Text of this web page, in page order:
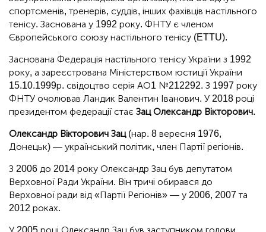
спортсменів, тренерів, суддів, інших фахівців настільного
тенісу. Заснована у 1992 року. ФНТУ є членом
Європейського союзу настільного тенісу (ETTU).
Заснована Федерація настільного тенісу України з 1992
року, а зареєстрована Міністерством юстиції України
15.10.1999р. свідоцтво серія АО1 №212292. З 1997 року
ФНТУ очолював Ландик Валентин Іванович. У 2018 році
президентом федерації стає Зац Олександр Вікторович.
Олександр Вікторович Зац(нар. 8 вересня 1976,
Донецьк) — український політик, член Партії регіонів.
З 2006 до 2014 року Олександр Зац був депутатом
Верховної Ради України. Він тричі обирався до
Верховної ради від «Партії Регіонів» — у 2006, 2007 та
2012 роках.